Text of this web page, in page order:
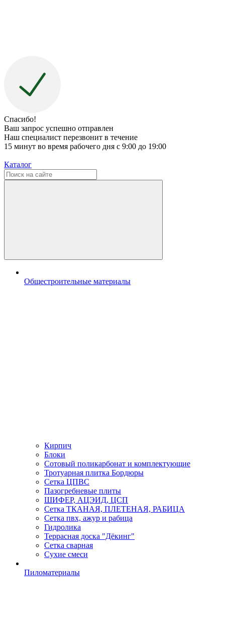
Спасибо!
Ваш запрос успешно отправлен
Наш специалист перезвонит в течение
15 минут во время рабочего дня с 9:00 до 19:00
Каталог
Общестроительные материалы
Кирпич
Блоки
Сотовый поликарбонат и комплектующие
Тротуарная плитка Бордюры
Сетка ЦПВС
Пазогребневые плиты
ШИФЕР, АЦЭИД, ЦСП
Сетка ТКАНАЯ, ПЛЕТЕНАЯ, РАБИЦА
Сетка пвх, ажур и рабица
Гидролика
Террасная доска "Дёкинг"
Сетка сварная
Сухие смеси
Пиломатериалы